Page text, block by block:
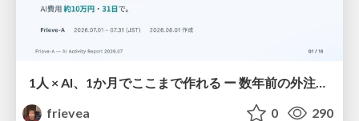
frievea
0 290